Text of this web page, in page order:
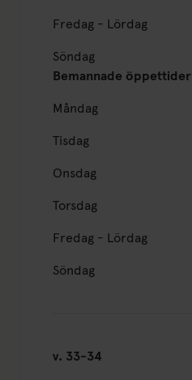
Fredag - Lördag
Söndag
Bemannade öppettider
Måndag
Tisdag
Onsdag
Torsdag
Fredag - Lördag
Söndag
v. 33-34